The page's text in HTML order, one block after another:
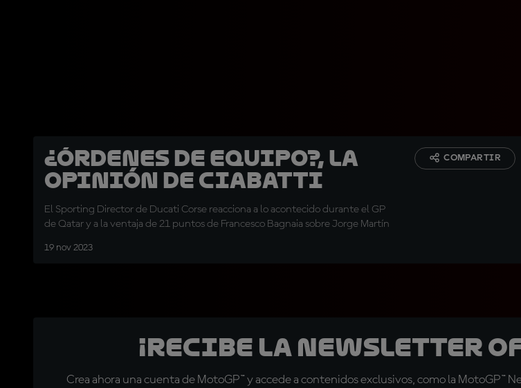
¿Órdenes de equipo?, la
opinión de Ciabatti
El Sporting Director de Ducati Corse reacciona a lo acontecido durante el GP
de Qatar y a la ventaja de 21 puntos de Francesco Bagnaia sobre Jorge Martín
19 nov 2023
COMPARTIR
¡Recibe la Newsletter
Crea ahora una cuenta de MotoGP™ y accede a contenidos exclusivos, como la MotoGP™